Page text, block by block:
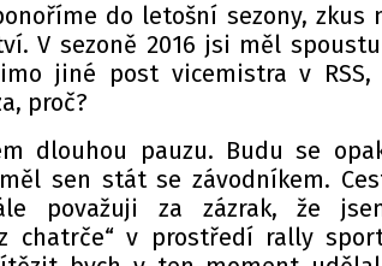
do letošní sezony,
V sezoně 2016 jsi měl
jiné post vicemistra v RSS,
proč?
dlouhou pauzu. Budu se
sen stát se závodníkem.
považuji za zázrak, že
chatrče“ v prostředí rally